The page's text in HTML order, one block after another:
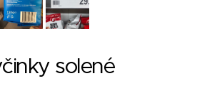
solené